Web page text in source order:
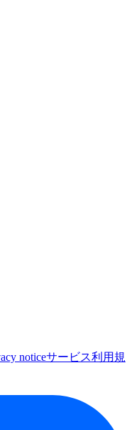
noticeサービス利用規